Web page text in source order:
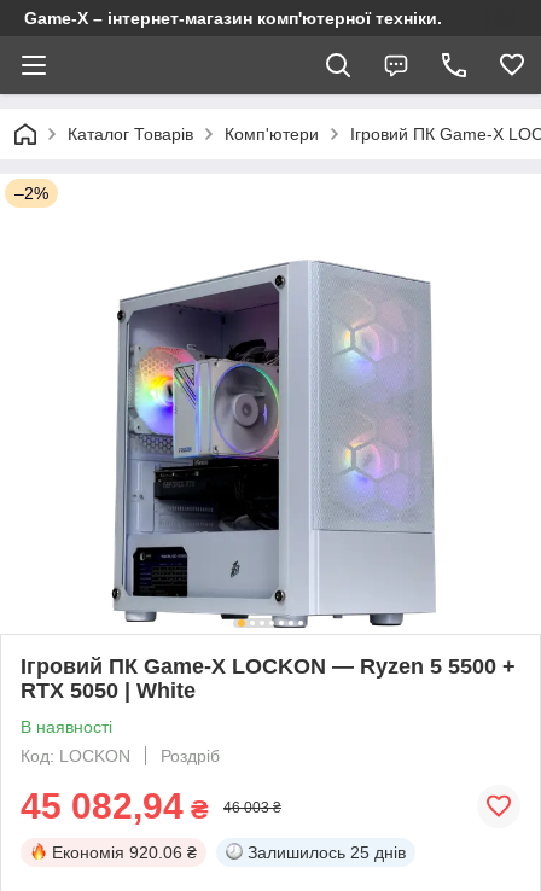
Game-X – інтернет-магазин комп'ютерної техніки.
Каталог Товарів Комп'ютери Ігровий ПК Game-X
–2%
Ігровий ПК Game-X LOCKON — Ryzen 5 5500 +
RTX 5050 | White
В наявності
Код: LOCKON
Роздріб
45 082,94 ₴ 46 003 ₴
Економія 920.06 ₴ Залишилось 25 днів